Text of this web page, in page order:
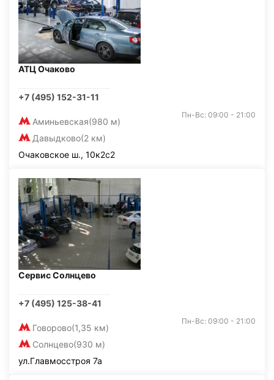
АТЦ Очаково
+7 (495) 152-31-11
Аминьевская(980 м)
Давыдково(2 км)
Пн-Вс: 09:00 - 21:00
Очаковское ш., 10к2с2
Сервис Солнцево
+7 (495) 125-38-41
Говорово(1,35 км)
Солнцево(930 м)
Пн-Вс: 09:00 - 21:00
ул.Главмосстроя 7а